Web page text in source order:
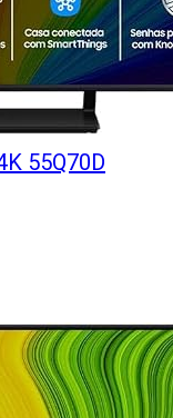
55Q70D